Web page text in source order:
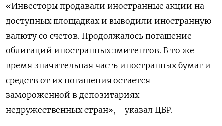
«Инвесторы продавали иностранные акции на
доступных площадках и выводили иностранную
валюту со счетов. Продолжалось погашение
облигаций иностранных эмитентов. В то же
время значительная часть иностранных бумаг и
средств от их погашения остается
замороженной в депозитариях
недружественных стран», - указал ЦБР.